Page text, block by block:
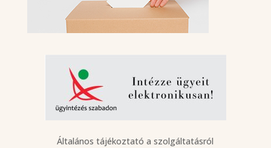
Általános tájékoztató a szolgáltatásról